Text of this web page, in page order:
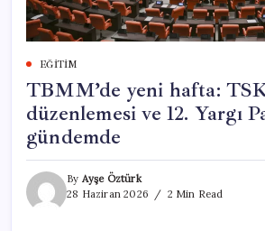
EĞITIM
TBMM’de yeni hafta:
düzenlemesi ve 12. Yargı
gündemde
By Ayşe Öztürk
28 Haziran 2026
2 Min Read